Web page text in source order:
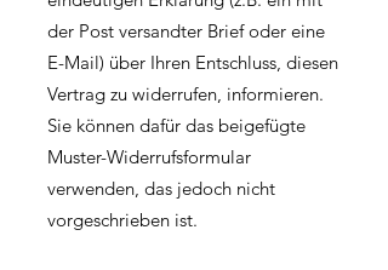
der Post versandter Brief oder eine
E-Mail) über Ihren Entschluss, diesen
Vertrag zu widerrufen, informieren.
Sie können dafür das beigefügte
Muster-Widerrufsformular
verwenden, das jedoch nicht
vorgeschrieben ist.